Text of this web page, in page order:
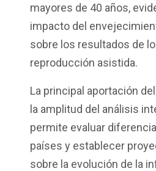
mayores de 40 años,
impacto del
sobre los resultados de
reproducción asistida.
La principal aportación
la amplitud del análisis
permite evaluar
países y establecer
sobre la evolución de la